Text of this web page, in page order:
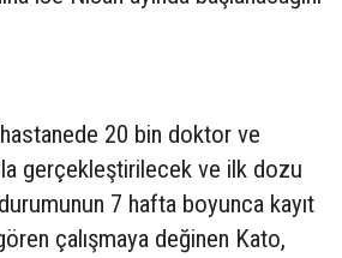
20 bin doktor ve
gerçekleştirilecek ve ilk dozu
7 hafta boyunca kayıt
çalışmaya değinen Kato,